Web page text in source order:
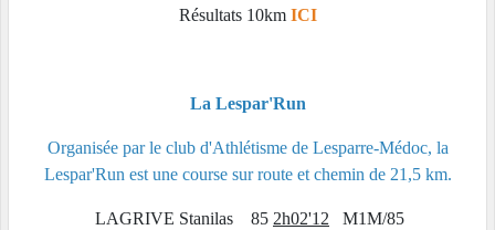
Résultats 10km ICI
La Lespar'Run
Organisée par le club d'Athlétisme de Lesparre-Médoc, la
Lespar'Run est une course sur route et chemin de 21,5 km.
LAGRIVE Stanilas 85 2h02'12
M1M/85